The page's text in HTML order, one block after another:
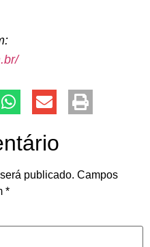
publicado. Campos
*